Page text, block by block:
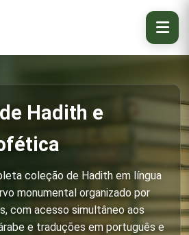
Hadith e
coleção de Hadith em língua
monumental organizado por
com acesso simultâneo aos
e traduções em português e